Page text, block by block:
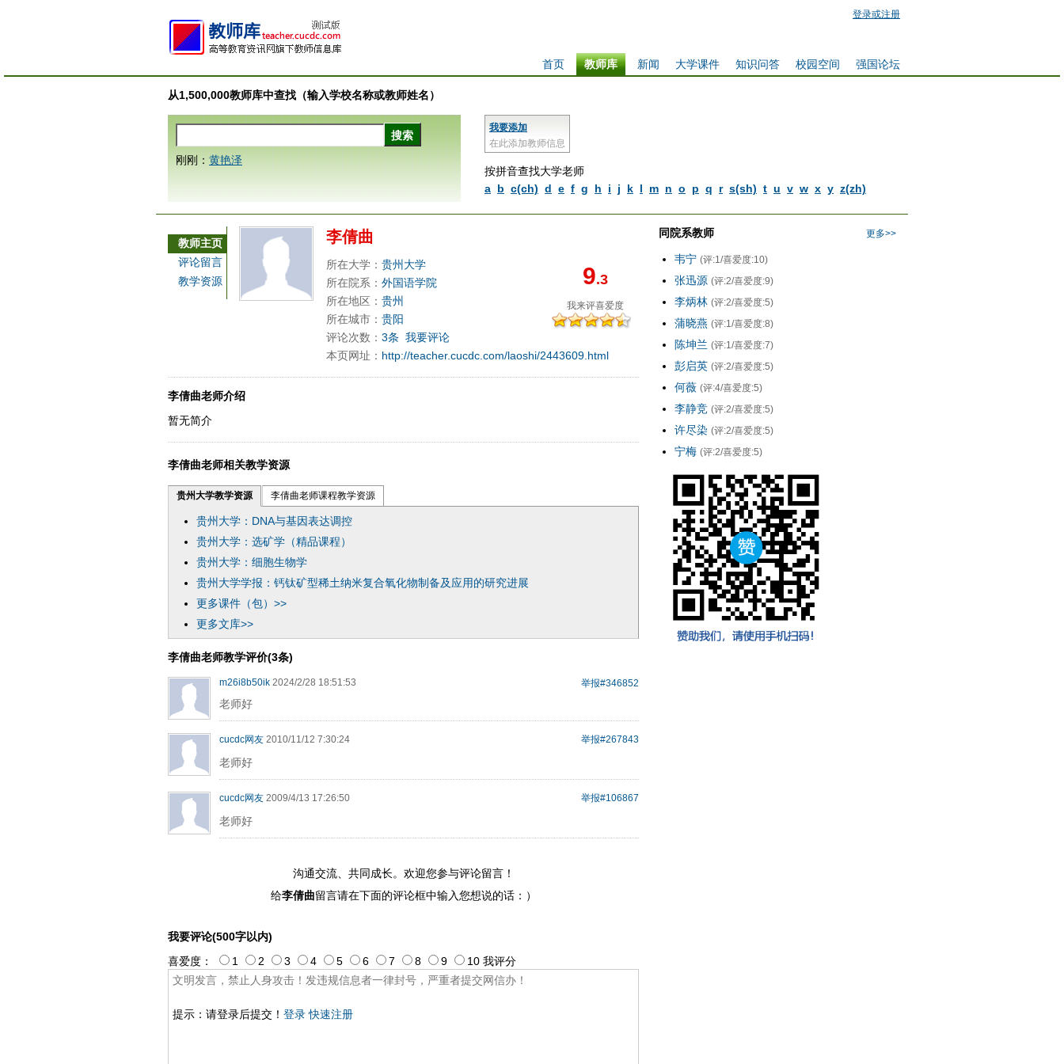
登录或注册
强国论坛
校园空间
知识问答
大学课件
新闻
教师库
首页
从1,500,000教师库中查找（输入学校名称或教师姓名）
我要添加
在此添加教师信息
按拼音查找大学老师
a b c(ch) d e f g h i j k l m n o p q r s(sh) t u v w x y z(zh)
刚刚： 黄艳泽
教师主页
评论留言
教学资源
李倩曲
9.3
我来评喜爱度
所在大学： 贵州大学
所在院系： 外国语学院
所在地区： 贵州
所在城市： 贵阳
评论次数： 3条 我要评论
本页网址： http://teacher.cucdc.com/laoshi/2443609.html
李倩曲老师介绍
暂无简介
李倩曲老师相关教学资源
贵州大学教学资源 李倩曲老师课程教学资源
贵州大学：DNA与基因表达调控
贵州大学：选矿学（精品课程）
贵州大学：细胞生物学
贵州大学学报：钙钛矿型稀土纳米复合氧化物制备及应用的研究进展
更多课件（包）>>
更多文库>>
李倩曲老师教学评价(3条)
举报#346852
m26i8b50ik 2024/2/28 18:51:53
老师好
举报#267843
cucdc网友 2010/11/12 7:30:24
老师好
举报#106867
cucdc网友 2009/4/13 17:26:50
老师好
沟通交流、共同成长。欢迎您参与评论留言！
给李倩曲留言请在下面的评论框中输入您想说的话：）
我要评论(500字以内)
提示：请登录后提交！ 登录 快速注册
喜爱度： 1 2 3 4 5 6 7 8 9 10 我评分
更多>>
同院系教师
韦宁 (评:1/喜爱度:10)
张迅源 (评:2/喜爱度:9)
李炳林 (评:2/喜爱度:5)
蒲晓燕 (评:1/喜爱度:8)
陈坤兰 (评:1/喜爱度:7)
彭启英 (评:2/喜爱度:5)
何薇 (评:4/喜爱度:5)
李静竞 (评:2/喜爱度:5)
许尽染 (评:2/喜爱度:5)
宁梅 (评:2/喜爱度:5)